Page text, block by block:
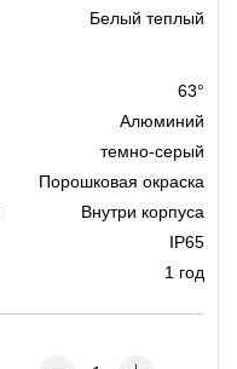
Белый теплый
63°
Алюминий
темно-серый
Порошковая окраска
Внутри корпуса
IP65
1 год